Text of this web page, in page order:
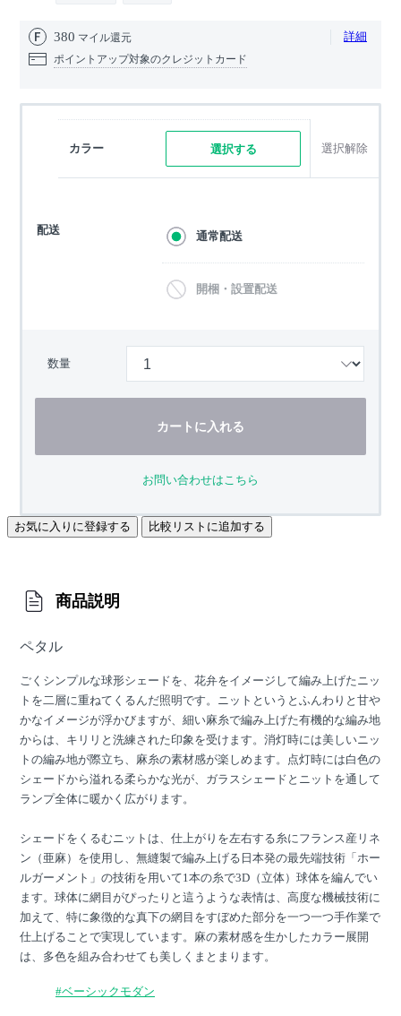
380 マイル還元 詳細
ポイントアップ対象のクレジットカード
カラー 選択する 選択解除
配送 通常配送
開梱・設置配送
数量
カートに入れる
お問い合わせはこちら
お気に入りに登録する 比較リストに追加する
商品説明
ペタル
ごくシンプルな球形シェードを、花弁をイメージして編み上げたニッ
トを二層に重ねてくるんだ照明です。ニットというとふんわりと甘や
かなイメージが浮かびますが、細い麻糸で編み上げた有機的な編み地
からは、キリリと洗練された印象を受けます。消灯時には美しいニッ
トの編み地が際立ち、麻糸の素材感が楽しめます。点灯時には白色の
シェードから溢れる柔らかな光が、ガラスシェードとニットを通して
ランプ全体に暖かく広がります。
シェードをくるむニットは、仕上がりを左右する糸にフランス産リネ
ン（亜麻）を使用し、無縫製で編み上げる日本発の最先端技術「ホー
ルガーメント」の技術を用いて1本の糸で3D（立体）球体を編んでい
ます。球体に網目がぴったりと這うような表情は、高度な機械技術に
加えて、特に象徴的な真下の網目をすぼめた部分を一つ一つ手作業で
仕上げることで実現しています。麻の素材感を生かしたカラー展開
は、多色を組み合わせても美しくまとまります。
#ベーシックモダン